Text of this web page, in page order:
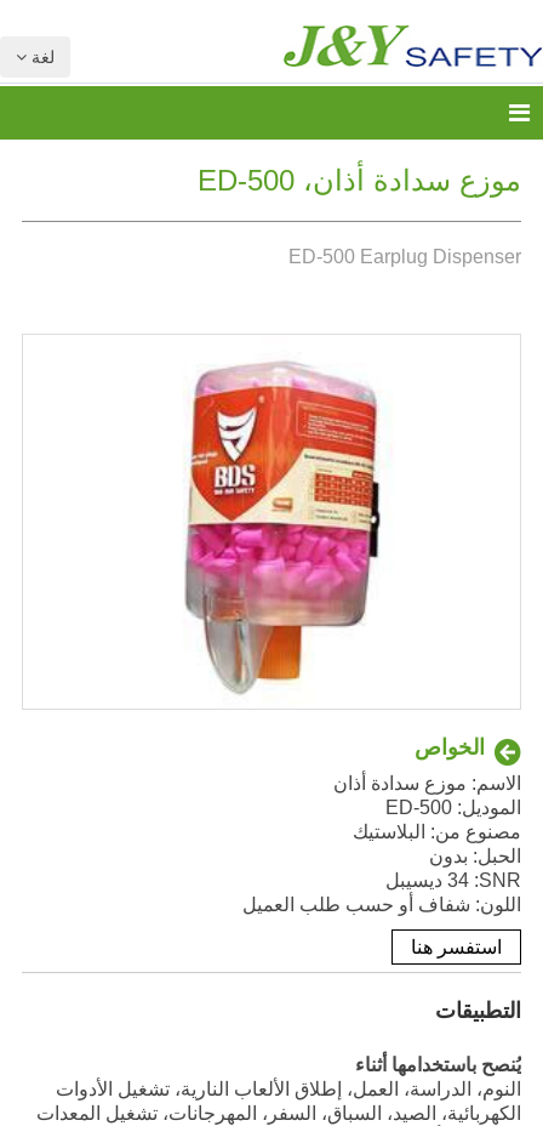
لغة
موزع سدادة أذان، ED-500
ED-500 Earplug Dispenser
الخواص
الاسم: موزع سدادة أذان
الموديل: ED-500
مصنوع من: البلاستيك
الحبل: بدون
SNR: 34 ديسيبل
اللون: شفاف أو حسب طلب العميل
استفسر هنا
التطبيقات
يُنصح باستخدامها أثناء
النوم، الدراسة، العمل، إطلاق الألعاب النارية، تشغيل الأدوات
الكهربائية، الصيد، السباق، السفر، المهرجانات، تشغيل المعدات